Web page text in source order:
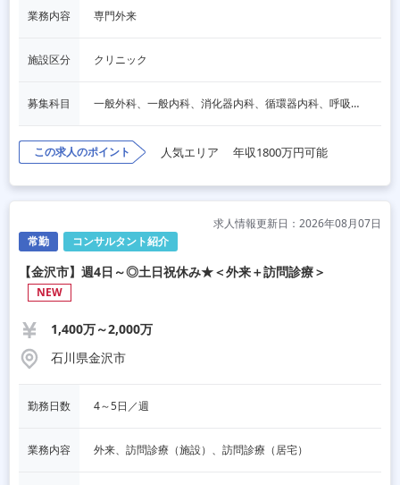
業務内容 専門外来
施設区分 クリニック
募集科目 一般外科、一般内科、消化器内科、循環器内科、呼吸器内科、血液内科、心療内科、脳神経内科、内分泌内科、老人内科、消化器外科、心臓外科、呼吸器外科、脳神経外科、整形外科、形成外科、リハビリテーション科、小児科、産婦人科、婦人科、精神科、眼科、耳鼻咽喉科、皮膚科、泌尿器科、放射線科、人工透析、麻酔科、美容外科、人間ドック・検診、その他
この求人のポイント 人気エリア 年収1800万円可能
常勤 コンサルタント紹介
求人情報更新日：2026年08月07日
【金沢市】週4日～◎土日祝休み★＜外来＋訪問診療＞
NEW
1,400万～2,000万
石川県金沢市
勤務日数 4～5日／週
業務内容 外来、訪問診療（施設）、訪問診療（居宅）